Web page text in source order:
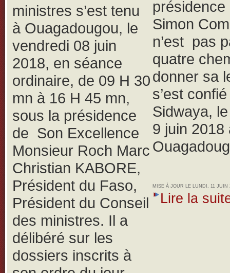
ministres s’est tenu
à Ouagadougou, le
vendredi 08 juin
2018, en séance
ordinaire, de 09 H 30
mn à 16 H 45 mn,
sous la présidence
de Son Excellence
Monsieur Roch Marc
Christian KABORE,
Président du Faso,
Président du Conseil
des ministres. Il a
délibéré sur les
dossiers inscrits à
Simon
n’est pas
quatre
donner sa
s’est
Sidwaya,
9 juin 2018
MISE À JOUR LE LUNDI, 11 JUIN
Lire la